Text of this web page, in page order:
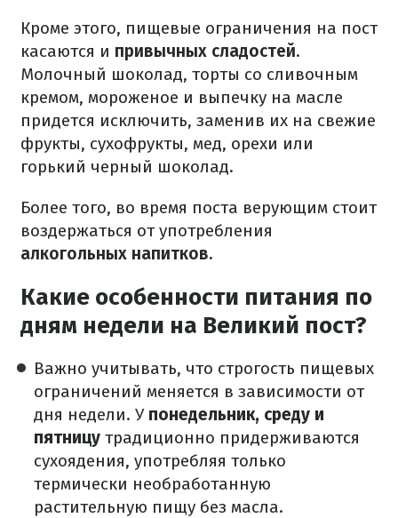
Кроме этого, пищевые ограничения на пост
касаются и привычных сладостей.
Молочный шоколад, торты со сливочным
кремом, мороженое и выпечку на масле
придется исключить, заменив их на свежие
фрукты, сухофрукты, мед, орехи или
горький черный шоколад.
Более того, во время поста верующим стоит
воздержаться от употребления
алкогольных напитков.
Какие особенности питания по
дням недели на Великий пост?
Важно учитывать, что строгость пищевых
ограничений меняется в зависимости от
дня недели. У понедельник, среду и
пятницу традиционно придерживаются
сухоядения, употребляя только
термически необработанную
растительную пищу без масла.